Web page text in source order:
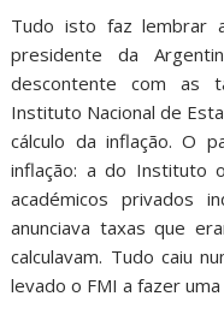
Tudo isto faz lembrar
presidente da
descontente com as
Instituto Nacional de
cálculo da inflação. O
inflação: a do Instituto
académicos privados
anunciava taxas que
calculavam. Tudo caiu
levado o FMI a fazer